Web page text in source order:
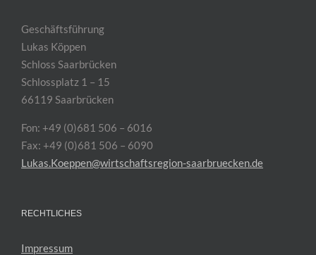
Geschäftsführung
Lukas Köppen
Schloss Saarbrücken
Schlossplatz 1 – 15
66119 Saarbrücken
Fon: +49 (0)681 506 – 6016
Fax: +49 (0)681 506 – 6090
Lukas.Koeppen@wirtschaftsregion-saarbruecken.de
RECHTLICHES
Impressum